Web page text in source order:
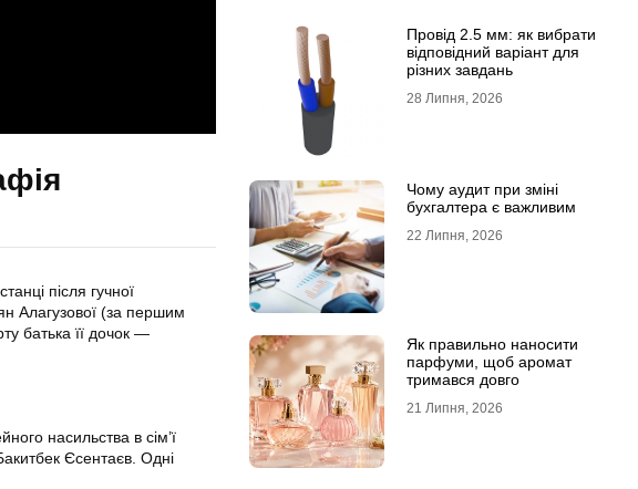
після гучної
Алагузової (за першим
батька її дочок —
насильства в сім’ї
Єсентаєв. Одні
Провід 2.5 мм: як вибрати
відповідний варіант для
різних завдань
28 Липня, 2026
Чому аудит при зміні
бухгалтера є важливим
22 Липня, 2026
Як правильно наносити
парфуми, щоб аромат
тримався довго
21 Липня, 2026